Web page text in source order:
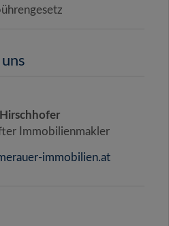
Immobilienmakler
immobilien.at